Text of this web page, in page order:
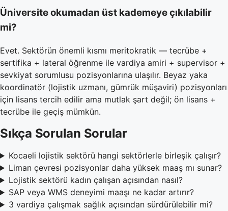
Üniversite okumadan üst kademeye çıkılabilir
mi?
Evet. Sektörün önemli kısmı meritokratik — tecrübe +
sertifika + lateral öğrenme ile vardiya amiri + supervisor +
sevkiyat sorumlusu pozisyonlarına ulaşılır. Beyaz yaka
koordinatör (lojistik uzmanı, gümrük müşaviri) pozisyonları
için lisans tercih edilir ama mutlak şart değil; ön lisans +
tecrübe ile geçiş mümkün.
Sıkça Sorulan Sorular
Kocaeli lojistik sektörü hangi sektörlerle birleşik çalışır?
Liman çevresi pozisyonlar daha yüksek maaş mı sunar?
Lojistik sektörü kadın çalışan açısından nasıl?
SAP veya WMS deneyimi maaşı ne kadar artırır?
3 vardiya çalışmak sağlık açısından sürdürülebilir mi?